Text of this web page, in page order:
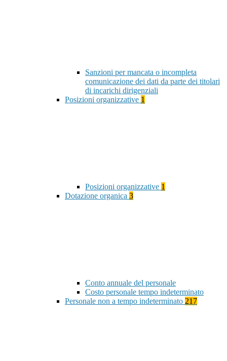
Sanzioni per mancata o incompleta
comunicazione dei dati da parte dei titolari
di incarichi dirigenziali
Posizioni organizzative 1
Posizioni organizzative 1
Dotazione organica 3
Conto annuale del personale
Costo personale tempo indeterminato
Personale non a tempo indeterminato 217